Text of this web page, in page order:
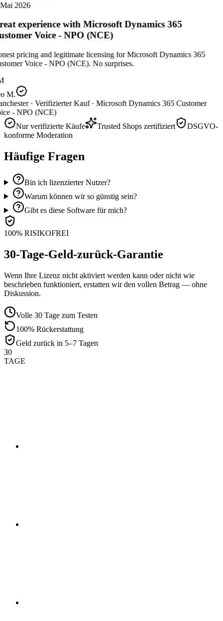
2026
experience with Microsoft Dynamics 365
Voice - NPO (NCE)
pricing and legitimate licensing for Microsoft Dynamics 365
Voice - NPO (NCE). No surprises.
M.
· Verifizierter Kauf · Microsoft Dynamics 365 Customer
- NPO (NCE)
Nur verifizierte Käufe
Trusted Shops zertifiziert
DSGVO-
konforme Moderation
Häufige Fragen
Bin ich lizenzierter Nutzer?
Warum können wir so günstig sein?
Gibt es diese Software für mich?
100% RISIKOFREI
30-Tage-Geld-zurück-Garantie
Wenn Ihre Lizenz nicht aktiviert werden kann oder nicht wie
beschrieben funktioniert, erstatten wir den vollen Betrag — ohne
Diskussion.
Volle 30 Tage zum Testen
100% Rückerstattung
Geld zurück in 5–7 Tagen
30
TAGE